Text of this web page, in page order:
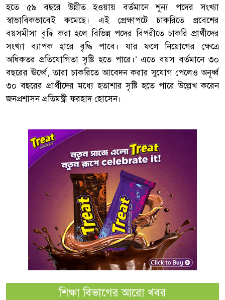
হতে ৫৯ বছরে উন্নীত হওয়ায় বর্তমানে শূন্য পদের সংখ্যা
স্বাভাবিকভাবেই কমেছে। এই প্রেক্ষাপটে চাকরিতে প্রবেশের
বয়সমীসা বৃদ্ধি করা হলে বিভিন্ন পদের বিপরীতে চাকরি প্রার্থীদের
সংখ্যা ব্যাপক হারে বৃদ্ধি পাবে। যার ফলে নিয়োগের ক্ষেত্রে
অধিকতর প্রতিযোগিতা সৃষ্টি হতে পারে।’ এতে বয়স বর্তমানে ৩০
বছরের ঊর্ধ্বে, তারা চাকরিতে আবেদন করার সুযোগ পেলেও অনূর্ধ্ব
৩০ বছরের প্রার্থীদের মধ্যে হতাশার সৃষ্টি হতে পারে উল্লেখ করেন
জনপ্রশাসন প্রতিমন্ত্রী ফরহাদ হোসেন।
শিক্ষা বিভাগের আরো খবর